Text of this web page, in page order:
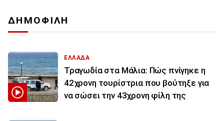
ΔΗΜΟΦΙΛΗ
ΕΛΛΑΔΑ
Τραγωδία στα Μάλια: Πώς πνίγηκε η
42χρονη τουρίστρια που βούτηξε για
να σώσει την 43χρονη φίλη της